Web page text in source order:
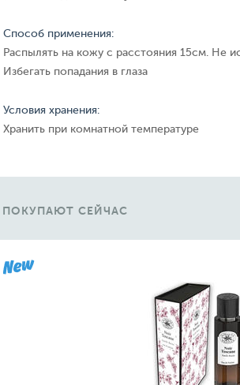
Способ применения:
Распылять на кожу с расстояния 15см. Не
Избегать попадания в глаза
Условия хранения:
Хранить при комнатной температуре
ПОКУПАЮТ СЕЙЧАС